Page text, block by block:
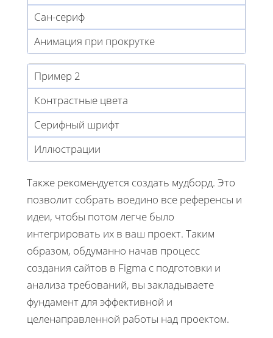
Сан-сериф
Анимация при прокрутке
Пример 2
Контрастные цвета
Серифный шрифт
Иллюстрации
Также рекомендуется создать мудборд. Это
позволит собрать воедино все референсы и
идеи, чтобы потом легче было
интегрировать их в ваш проект. Таким
образом, обдуманно начав процесс
создания сайтов в Figma с подготовки и
анализа требований, вы закладываете
фундамент для эффективной и
целенаправленной работы над проектом.